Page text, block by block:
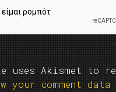
uses Akismet to
your comment